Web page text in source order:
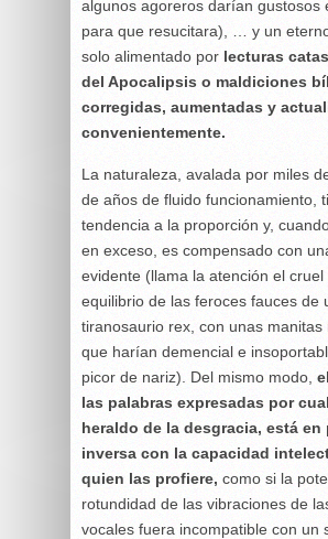
algunos agoreros darían gustosos
para que resucitara), … y un
solo alimentado por lecturas
del Apocalipsis o maldiciones
corregidas, aumentadas y
convenientemente.
La naturaleza, avalada por miles
de años de fluido funcionamiento,
tendencia a la proporción y,
en exceso, es compensado con
evidente (llama la atención el cruel
equilibrio de las feroces fauces de
tiranosaurio rex, con unas manitas
que harían demencial e
picor de nariz). Del mismo modo,
las palabras expresadas por
heraldo de la desgracia, está
inversa con la capacidad
quien las profiere, como si la
rotundidad de las vibraciones de
vocales fuera incompatible con un